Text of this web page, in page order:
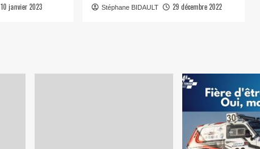
10 janvier 2023 Stéphane BIDAULT 29 décembre 2022